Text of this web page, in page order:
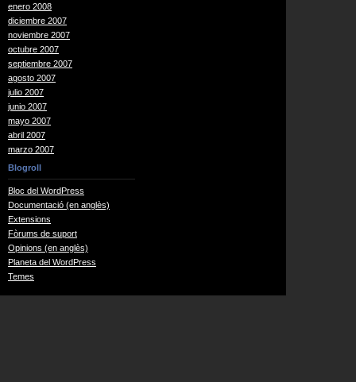
enero 2008
diciembre 2007
noviembre 2007
octubre 2007
septiembre 2007
agosto 2007
julio 2007
junio 2007
mayo 2007
abril 2007
marzo 2007
Blogroll
Bloc del WordPress
Documentació (en anglès)
Extensions
Fòrums de suport
Opinions (en anglès)
Planeta del WordPress
Temes